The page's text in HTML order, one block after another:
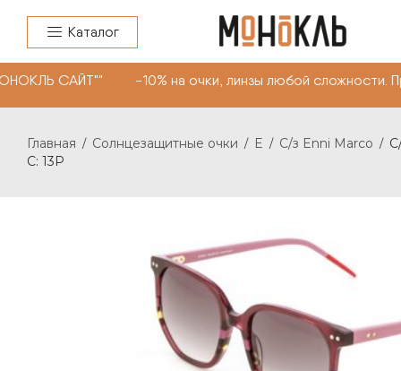
Каталог
САЙТ"" -10% на очки, линзы любой
Главная / Солнцезащитные очки / E / С/з Enni Marco /
С: 13P